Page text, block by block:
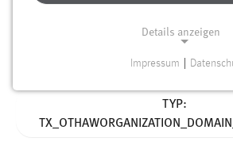
TYP:
Details anzeigen
Notwendige Cookies ermöglichen
Funktionen und sind für die
Impressum